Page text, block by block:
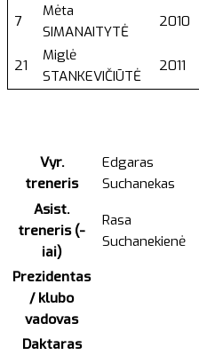
7
Mėta
SIMANAITYTĖ
2010
21
Miglė
STANKEVIČIŪTĖ
2011
Vyr.
treneris
Edgaras
Suchanekas
Asist.
treneris (-
iai)
Rasa
Suchanekienė
Prezidentas
/ klubo
vadovas
Daktaras